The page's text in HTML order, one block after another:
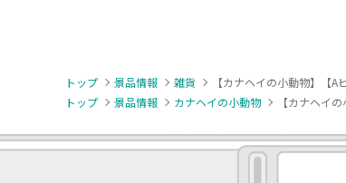
トップ 景品情報 雑貨
【カナヘイの小動物】【
トップ
景品情報 カナヘイの小動物 【カナヘイ